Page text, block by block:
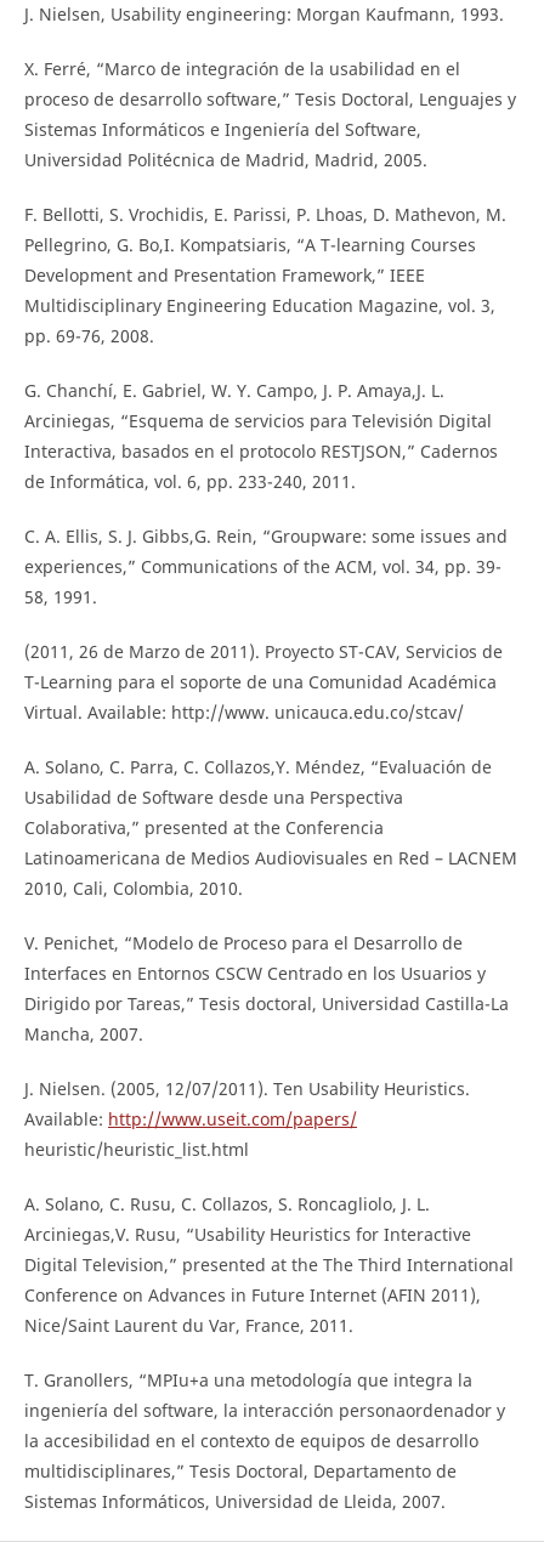
J. Nielsen, Usability engineering: Morgan Kaufmann, 1993.
X. Ferré, “Marco de integración de la usabilidad en el
proceso de desarrollo software,” Tesis Doctoral, Lenguajes y
Sistemas Informáticos e Ingeniería del Software,
Universidad Politécnica de Madrid, Madrid, 2005.
F. Bellotti, S. Vrochidis, E. Parissi, P. Lhoas, D. Mathevon, M.
Pellegrino, G. Bo,I. Kompatsiaris, “A T-learning Courses
Development and Presentation Framework,” IEEE
Multidisciplinary Engineering Education Magazine, vol. 3,
pp. 69-76, 2008.
G. Chanchí, E. Gabriel, W. Y. Campo, J. P. Amaya,J. L.
Arciniegas, “Esquema de servicios para Televisión Digital
Interactiva, basados en el protocolo RESTJSON,” Cadernos
de Informática, vol. 6, pp. 233-240, 2011.
C. A. Ellis, S. J. Gibbs,G. Rein, “Groupware: some issues and
experiences,” Communications of the ACM, vol. 34, pp. 39-
58, 1991.
(2011, 26 de Marzo de 2011). Proyecto ST-CAV, Servicios de
T-Learning para el soporte de una Comunidad Académica
Virtual. Available: http://www. unicauca.edu.co/stcav/
A. Solano, C. Parra, C. Collazos,Y. Méndez, “Evaluación de
Usabilidad de Software desde una Perspectiva
Colaborativa,” presented at the Conferencia
Latinoamericana de Medios Audiovisuales en Red – LACNEM
2010, Cali, Colombia, 2010.
V. Penichet, “Modelo de Proceso para el Desarrollo de
Interfaces en Entornos CSCW Centrado en los Usuarios y
Dirigido por Tareas,” Tesis doctoral, Universidad Castilla-La
Mancha, 2007.
J. Nielsen. (2005, 12/07/2011). Ten Usability Heuristics.
Available: http://www.useit.com/papers/
heuristic/heuristic_list.html
A. Solano, C. Rusu, C. Collazos, S. Roncagliolo, J. L.
Arciniegas,V. Rusu, “Usability Heuristics for Interactive
Digital Television,” presented at the The Third International
Conference on Advances in Future Internet (AFIN 2011),
Nice/Saint Laurent du Var, France, 2011.
T. Granollers, “MPIu+a una metodología que integra la
ingeniería del software, la interacción personaordenador y
la accesibilidad en el contexto de equipos de desarrollo
multidisciplinares,” Tesis Doctoral, Departamento de
Sistemas Informáticos, Universidad de Lleida, 2007.